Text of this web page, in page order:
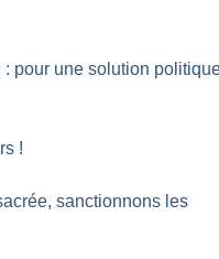
pour une solution
!
sanctionnons les